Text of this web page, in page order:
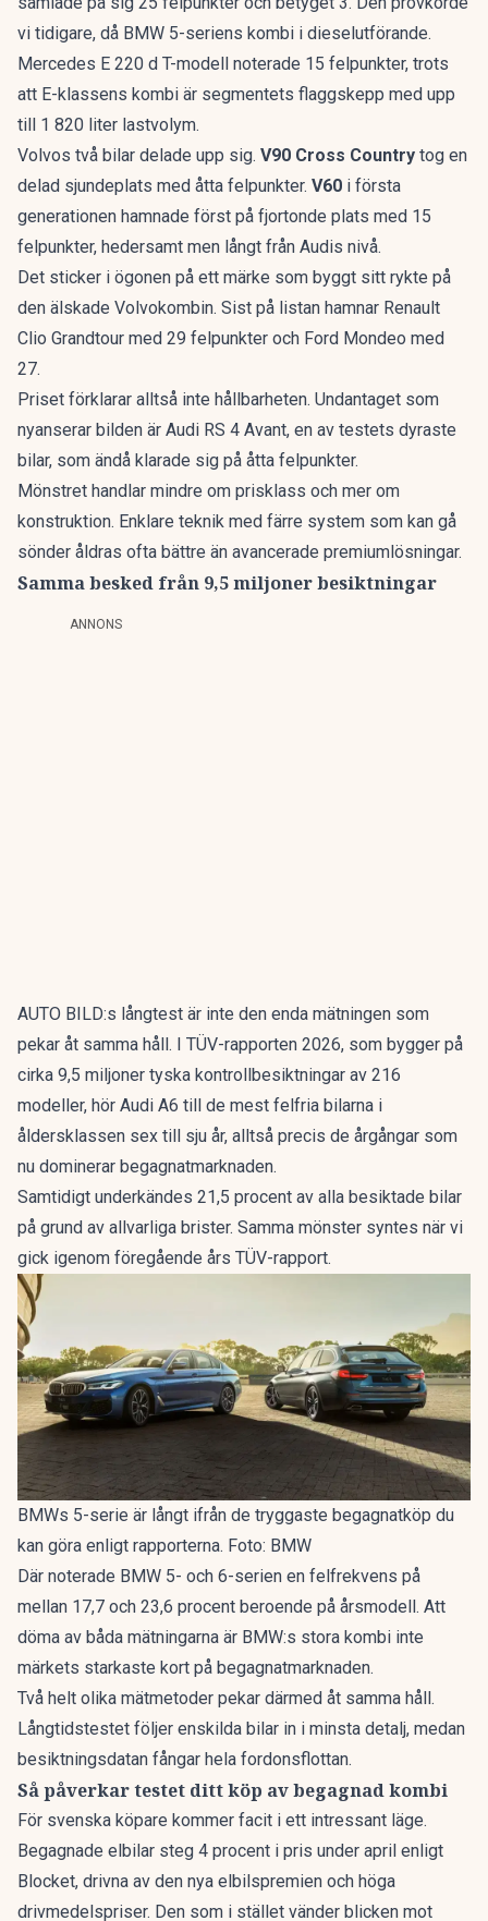
vi tidigare, då BMW 5-seriens kombi i dieselutförande.
Mercedes E 220 d T-modell noterade 15 felpunkter, trots
att E-klassens kombi är segmentets flaggskepp med upp
till 1 820 liter lastvolym.
Volvos två bilar delade upp sig. V90 Cross Country tog en
delad sjundeplats med åtta felpunkter. V60 i första
generationen hamnade först på fjortonde plats med 15
felpunkter, hedersamt men långt från Audis nivå.
Det sticker i ögonen på ett märke som byggt sitt rykte på
den älskade Volvokombin. Sist på listan hamnar Renault
Clio Grandtour med 29 felpunkter och Ford Mondeo med
27.
Priset förklarar alltså inte hållbarheten. Undantaget som
nyanserar bilden är Audi RS 4 Avant, en av testets dyraste
bilar, som ändå klarade sig på åtta felpunkter.
Mönstret handlar mindre om prisklass och mer om
konstruktion. Enklare teknik med färre system som kan gå
sönder åldras ofta bättre än avancerade premiumlösningar.
Samma besked från 9,5 miljoner besiktningar
ANNONS
AUTO BILD:s långtest är inte den enda mätningen som
pekar åt samma håll. I TÜV-rapporten 2026, som bygger på
cirka 9,5 miljoner tyska kontrollbesiktningar av 216
modeller, hör Audi A6 till de mest felfria bilarna i
åldersklassen sex till sju år, alltså precis de årgångar som
nu dominerar begagnatmarknaden.
Samtidigt underkändes 21,5 procent av alla besiktade bilar
på grund av allvarliga brister. Samma mönster syntes när vi
gick igenom föregående års TÜV-rapport.
BMWs 5-serie är långt ifrån de tryggaste begagnatköp du
kan göra enligt rapporterna. Foto: BMW
Där noterade BMW 5- och 6-serien en felfrekvens på
mellan 17,7 och 23,6 procent beroende på årsmodell. Att
döma av båda mätningarna är BMW:s stora kombi inte
märkets starkaste kort på begagnatmarknaden.
Två helt olika mätmetoder pekar därmed åt samma håll.
Långtidstestet följer enskilda bilar in i minsta detalj, medan
besiktningsdatan fångar hela fordonsflottan.
Så påverkar testet ditt köp av begagnad kombi
För svenska köpare kommer facit i ett intressant läge.
Begagnade elbilar steg 4 procent i pris under april enligt
Blocket, drivna av den nya elbilspremien och höga
drivmedelspriser. Den som i stället vänder blicken mot